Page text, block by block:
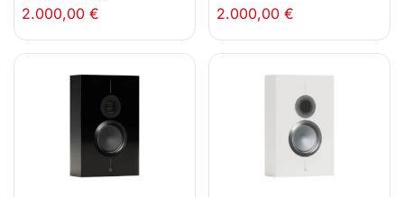
2.000,00 € 2.000,00 €